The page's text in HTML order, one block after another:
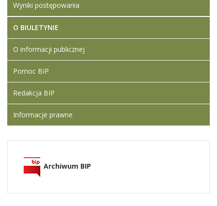
Wyniki postępowania
O BIULETYNIE
O informacji publicznej
Pomoc BIP
Redakcja BIP
Informacje prawne
Archiwum BIP